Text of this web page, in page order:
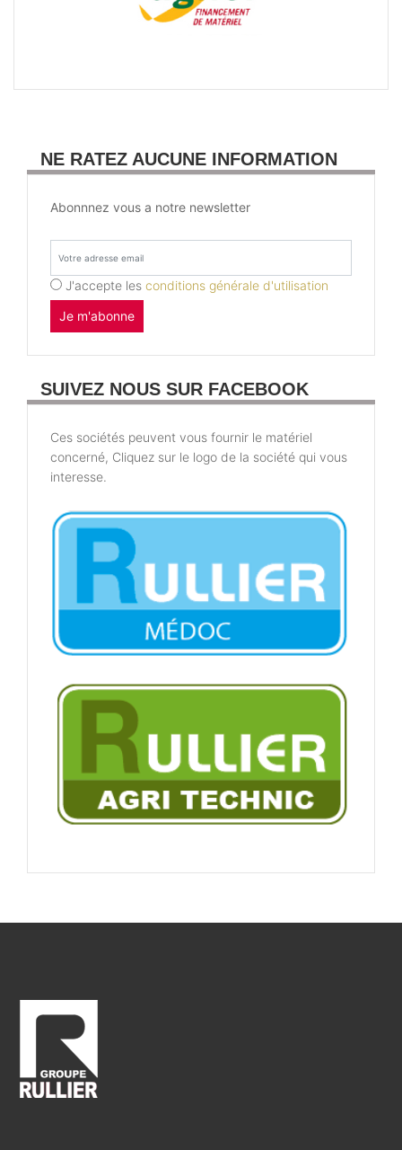
NE RATEZ AUCUNE INFORMATION
Abonnnez vous a notre newsletter
J'accepte les conditions générale d'utilisation
Je m'abonne
SUIVEZ NOUS SUR FACEBOOK
Ces sociétés peuvent vous fournir le matériel
concerné, Cliquez sur le logo de la société qui vous
interesse.